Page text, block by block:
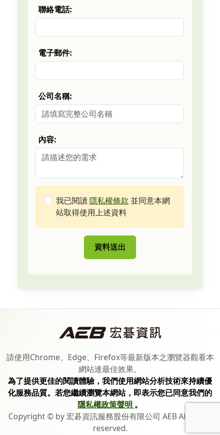
聯絡電話:
電子郵件:
公司名稱:
內容:
我已閱讀隱私權條款 並同意本網
站取得使用上述資料
資料送出
請使用Chrome、Edge、Firefox等最新版本之瀏覽器觀看本
網站達最佳效果。
為了提供更佳的閱讀體驗，我們使用網站分析技術來持續優
化服務品質。若您繼續瀏覽本網站，即表示您已同意我們的
隱私權政策聲明 。
Copyright © by 宏碁資訊服務股份有限公司 AEB All rights
reserved.